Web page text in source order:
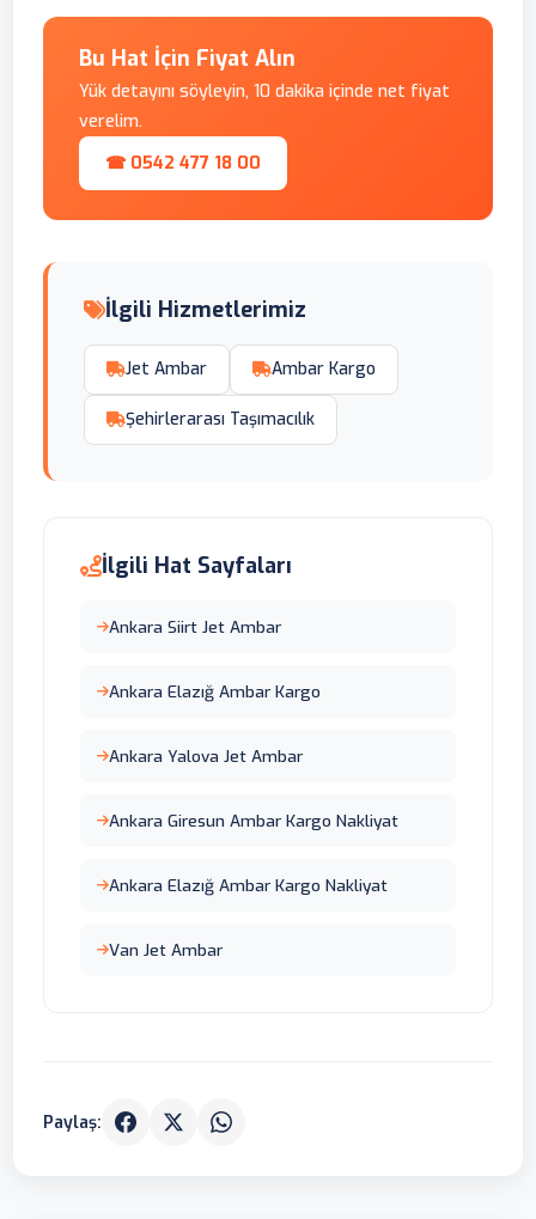
Bu Hat İçin Fiyat Alın
Yük detayını söyleyin, 10 dakika içinde net fiyat
verelim.
☎ 0542 477 18 00
İlgili Hizmetlerimiz
Jet Ambar Ambar Kargo
Şehirlerarası Taşımacılık
İlgili Hat Sayfaları
Ankara Siirt Jet Ambar
Ankara Elazığ Ambar Kargo
Ankara Yalova Jet Ambar
Ankara Giresun Ambar Kargo Nakliyat
Ankara Elazığ Ambar Kargo Nakliyat
Van Jet Ambar
Paylaş: